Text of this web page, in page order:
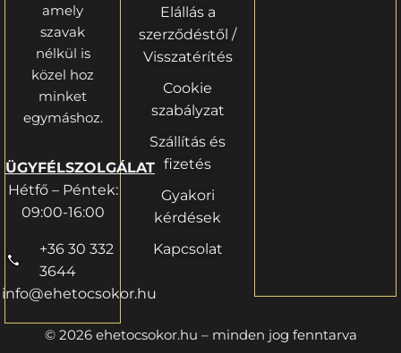
amely
szavak
nélkül is
közel hoz
minket
egymáshoz.
ÜGYFÉLSZOLGÁLAT
Hétfő – Péntek:
09:00-16:00
+36 30 332
3644
info@ehetocsokor.hu
Elállás a
szerződéstől /
Visszatérítés
Cookie
szabályzat
Szállítás és
fizetés
Gyakori
kérdések
Kapcsolat
© 2026 ehetocsokor.hu – minden jog fenntarva